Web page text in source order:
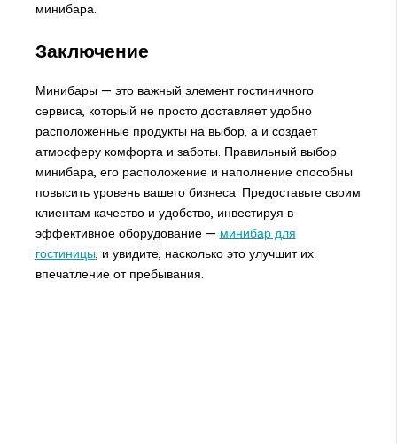
минибара.
Заключение
Минибары — это важный элемент гостиничного
сервиса, который не просто доставляет удобно
расположенные продукты на выбор, а и создает
атмосферу комфорта и заботы. Правильный выбор
минибара, его расположение и наполнение способны
повысить уровень вашего бизнеса. Предоставьте своим
клиентам качество и удобство, инвестируя в
эффективное оборудование — минибар для
гостиницы, и увидите, насколько это улучшит их
впечатление от пребывания.